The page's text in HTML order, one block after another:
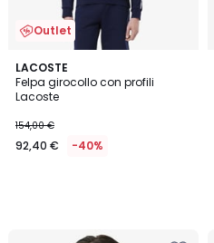
Outlet
LACOSTE
Felpa girocollo con profili
Lacoste
154,00 €
92,40 € -40%